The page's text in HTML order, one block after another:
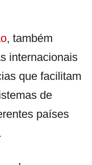
, também
internacionais
que facilitam
de
países